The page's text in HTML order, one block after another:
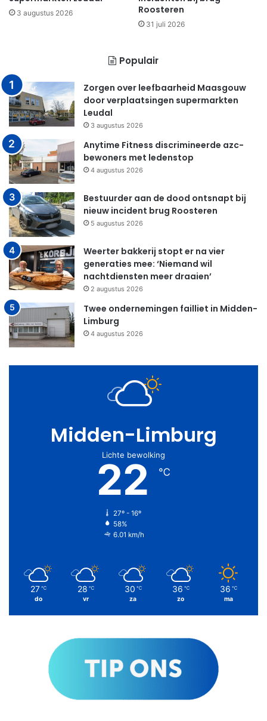
3 augustus 2026
Roosteren
31 juli 2026
Populair
Zorgen over leefbaarheid Maasgouw
door verplaatsingen supermarkten
Leudal
3 augustus 2026
Anytime Fitness discrimineerde azc-
bewoners met ledenstop
4 augustus 2026
Bestuurder aan de dood ontsnapt bij
nieuw incident brug Roosteren
5 augustus 2026
Weerter bakkerij stopt er na vier
generaties mee: ‘Niemand wil
nachtdiensten meer draaien’
2 augustus 2026
Twee ondernemingen failliet in Midden-
Limburg
4 augustus 2026
Midden-Limburg
Lichte bewolking
22 ℃
27º - 16º
58%
6.01 km/h
27 ℃
do
28 ℃
vr
30 ℃
za
36 ℃
zo
36 ℃
ma